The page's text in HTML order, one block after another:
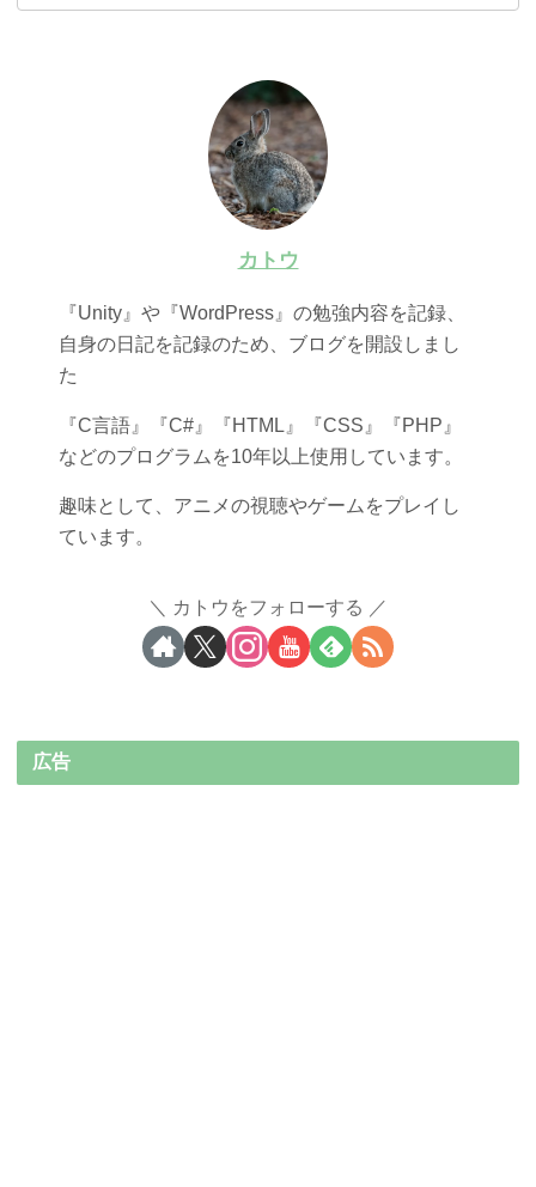
カトウ
『Unity』や『WordPress』の勉強内容を記録、
自身の日記を記録のため、ブログを開設しまし
た
『C言語』『C#』『HTML』『CSS』『PHP』
などのプログラムを10年以上使用しています。
趣味として、アニメの視聴やゲームをプレイし
ています。
カトウをフォローする
広告